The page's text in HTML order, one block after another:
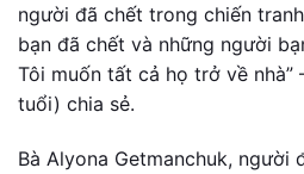
người đã chết trong chiến
bạn đã chết và những người
Tôi muốn tất cả họ trở về nhà”
tuổi) chia sẻ.
Bà Alyona Getmanchuk, người